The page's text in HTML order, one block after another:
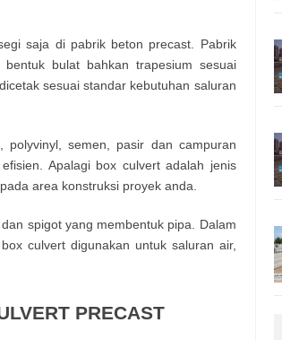
saja di pabrik beton precast. Pabrik
bulat bahkan trapesium sesuai
sesuai standar kebutuhan saluran
semen, pasir dan campuran
Apalagi box culvert adalah jenis
area konstruksi proyek anda.
spigot yang membentuk pipa. Dalam
culvert digunakan untuk saluran air,
PRECAST